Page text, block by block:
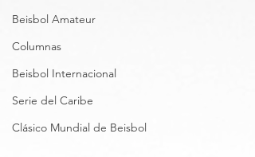
Beisbol Amateur
Columnas
Beisbol Internacional
Serie del Caribe
Clásico Mundial de Beisbol